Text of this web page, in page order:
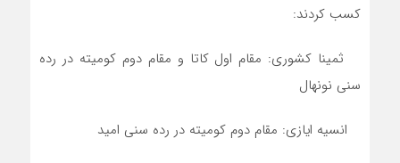
کسب کردند:
ثمینا کشوری: مقام اول کاتا و مقام دوم کومیته در رده
سنی نونهال
انسیه ایازی: مقام دوم کومیته در رده سنی امید